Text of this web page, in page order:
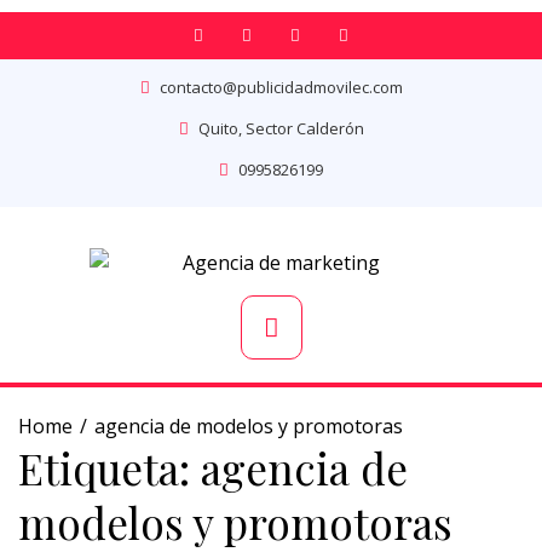
contacto@publicidadmovilec.com
Quito, Sector Calderón
0995826199
Home agencia de modelos y promotoras
Etiqueta: agencia de
modelos y promotoras